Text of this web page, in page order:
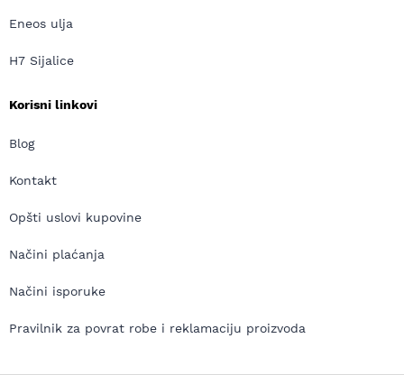
Eneos ulja
H7 Sijalice
Korisni linkovi
Blog
Kontakt
Opšti uslovi kupovine
Načini plaćanja
Načini isporuke
Pravilnik za povrat robe i reklamaciju proizvoda